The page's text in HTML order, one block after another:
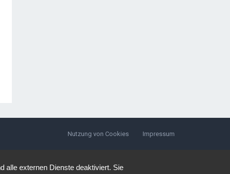
Nutzung von Cookies Impressum
alle externen Dienste deaktiviert. Sie